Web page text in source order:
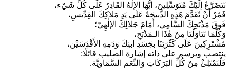
نَتَضَرَّعُ إلَيْكَ مُتَوَسِّلِينَ، أَيُّهَا الإلٰهُ القَادِرُ عَلَى كُلِّ شَيْء،
فَمُرْ أَنْ تُقَدَّمَ هَذِهِ الذَّبيحَةُ عَلَى يَدِ مَلاكِكَ القِدِّيسِ،
فَوقَ مَذْبَحِكَ السَّامِي، أَمَامَ جَلالِكَ الإلٰهِيّ؛
وَكُلَّمَا تَنَاوَلْنَا مِنْ هٰذَا الـمَذْبَحِ،
مُشْتَرِكِينَ عَلَى كَثْرَتِنَا بجَسَدِ ابنِكَ وَدَمِهِ الأَقْدَسَيْن،
ينتصب ويرسم على ذاته إشارة الصليب قائلًا:
فَلْنَمْتَلِئْ مِنْ كُلِّ البَرَكَاتِ وَالنِّعَمِ السَّمَاوِيَّة.